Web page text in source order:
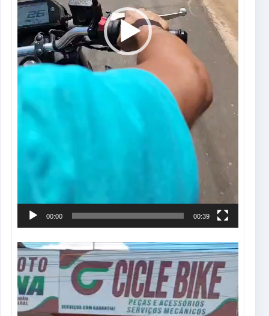
00:00 00:39
Tocador
de
vídeo